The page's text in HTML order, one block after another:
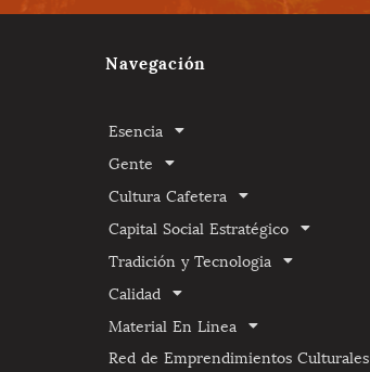
Navegación
Esencia
Gente
Cultura Cafetera
Capital Social Estratégico
Tradición y Tecnologia
Calidad
Material En Linea
Red de Emprendimientos Culturales